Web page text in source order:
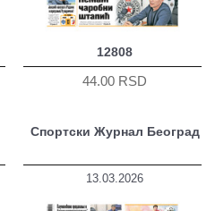
12808
44.00 RSD
Спортски Журнал Београд
13.03.2026